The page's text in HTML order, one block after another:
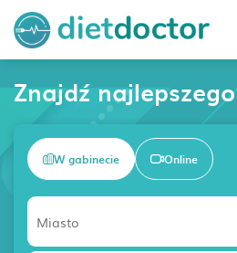
Znajdź
W gabinecie Online